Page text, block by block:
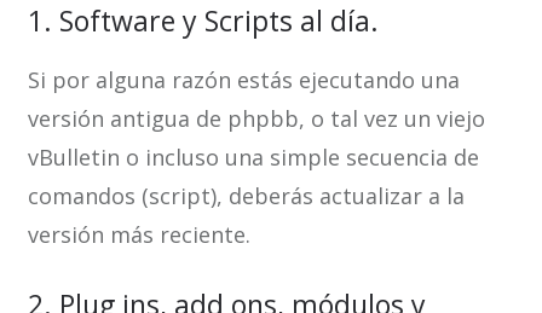
1. Software y Scripts al día.
Si por alguna razón estás ejecutando una
versión antigua de phpbb, o tal vez un viejo
vBulletin o incluso una simple secuencia de
comandos (script), deberás actualizar a la
versión más reciente.
2. Plug ins, add ons, módulos y